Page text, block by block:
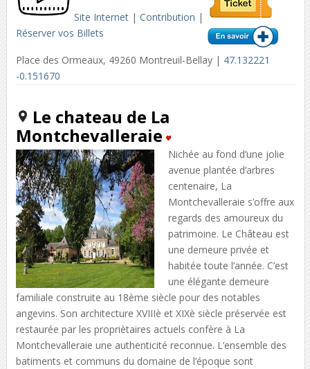
Site Internet| Contribution |
Réserver vos Billets
Place des Ormeaux, 49260 Montreuil-Bellay | 47.132221
-0.151670
Le chateau de La
Montchevalleraie
Nichée au fond d’une jolie
avenue plantée d’arbres
centenaire, La
Montchevalleraie s’offre aux
regards des amoureux du
patrimoine. Le Château est
une demeure privée et
habitée toute l’année. C’est
une élégante demeure
familiale construite au 18ème siècle pour des notables
angevins. Son architecture XVIIIè et XIXè siècle préservée est
restaurée par les propriètaires actuels confère à La
Montchevalleraie une authenticité reconnue. L’ensemble des
batiments et communs du domaine de l’époque sont